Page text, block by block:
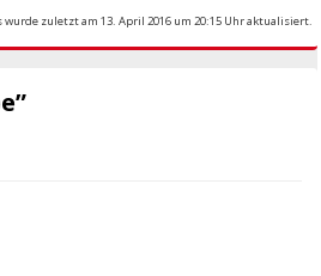
wurde zuletzt am 13. April 2016 um 20:15 Uhr aktualisiert.